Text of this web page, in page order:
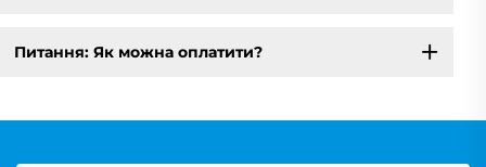
Питання: Як можна оплатити?